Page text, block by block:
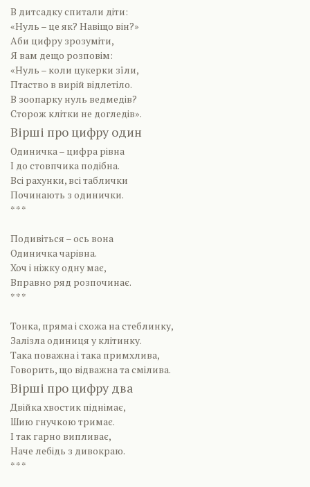
В дитсадку спитали діти:
«Нуль – це як? Навіщо він?»
Аби цифру зрозуміти,
Я вам дещо розповім:
«Нуль – коли цукерки зїли,
Птаство в вирій відлетіло.
В зоопарку нуль ведмедів?
Сторож клітки не догледів».
Вірші про цифру один
Одиничка – цифра рівна
І до стовпчика подібна.
Всі рахунки, всі таблички
Починають з одинички.
* * *
Подивіться – ось вона
Одиничка чарівна.
Хоч і ніжку одну має,
Вправно ряд розпочинає.
* * *
Тонка, пряма і схожа на стеблинку,
Залізла одиниця у клітинку.
Така поважна і така примхлива,
Говорить, що відважна та смілива.
Вірші про цифру два
Двійка хвостик піднімає,
Шию гнучкою тримає.
І так гарно випливає,
Наче лебідь з дивокраю.
* * *